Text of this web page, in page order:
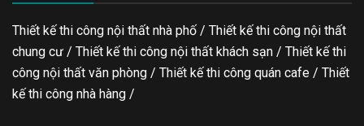
Thiết kế thi công nội thất nhà phố / Thiết kế thi công nội thất
chung cư / Thiết kế thi công nội thất khách sạn / Thiết kế thi
công nội thất văn phòng / Thiết kế thi công quán cafe / Thiết
kế thi công nhà hàng /